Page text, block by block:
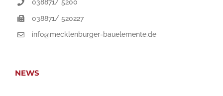
038871/ 5200
038871/ 520227
info@mecklenburger-bauelemente.de
NEWS